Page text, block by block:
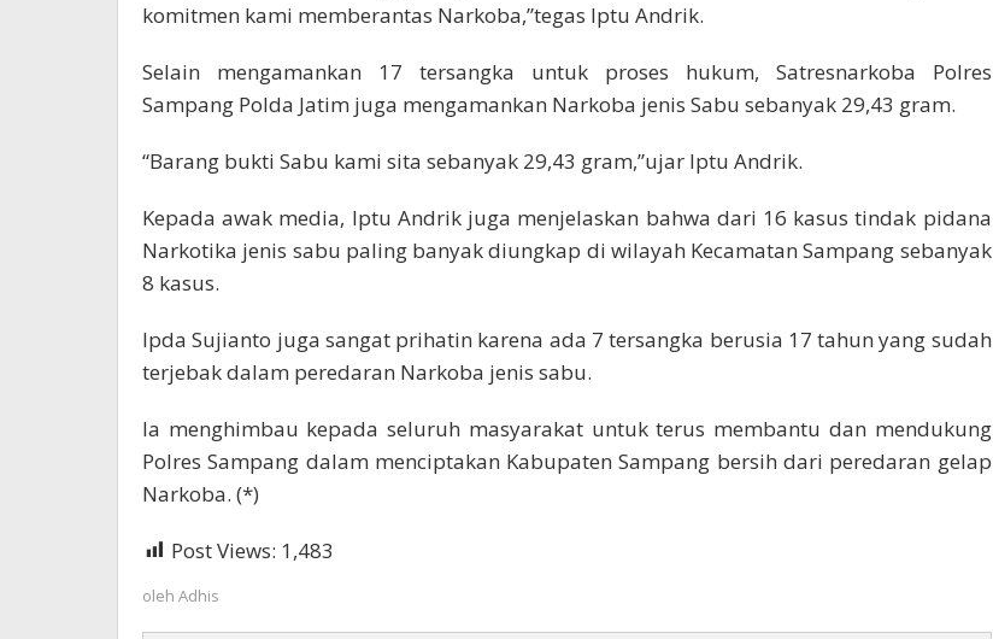
komitmen kami memberantas Narkoba,”tegas Iptu Andrik.
Selain mengamankan 17 tersangka untuk proses hukum, Satresnarkoba Polres
Sampang Polda Jatim juga mengamankan Narkoba jenis Sabu sebanyak 29,43 gram.
“Barang bukti Sabu kami sita sebanyak 29,43 gram,”ujar Iptu Andrik.
Kepada awak media, Iptu Andrik juga menjelaskan bahwa dari 16 kasus tindak pidana
Narkotika jenis sabu paling banyak diungkap di wilayah Kecamatan Sampang sebanyak
8 kasus.
Ipda Sujianto juga sangat prihatin karena ada 7 tersangka berusia 17 tahun yang sudah
terjebak dalam peredaran Narkoba jenis sabu.
Ia menghimbau kepada seluruh masyarakat untuk terus membantu dan mendukung
Polres Sampang dalam menciptakan Kabupaten Sampang bersih dari peredaran gelap
Narkoba. (*)
Post Views: 1,483
oleh Adhis